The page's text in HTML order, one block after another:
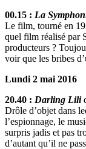
00.15 : La
Le film, tourné en
quel film réalisé par
producteurs ?
voir que les bribes
Lundi 2 mai 2016
20.40 : Darling Lili
Drôle d’objet dans
l’espionnage, le
surpris jadis et pas
d’autant qu’il ne